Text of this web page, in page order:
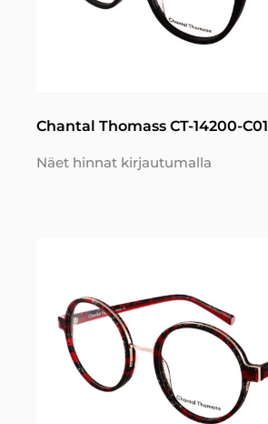
Chantal Thomass CT-14200-C01
Näet hinnat kirjautumalla